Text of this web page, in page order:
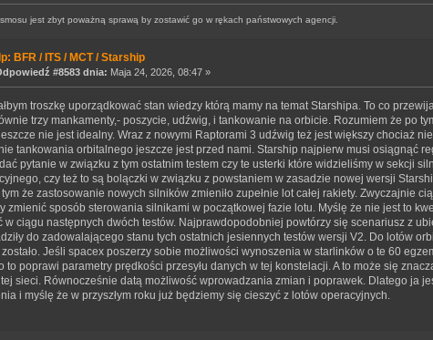
jest zbyt poważną sprawą by zostawić go w rękach państwowych agencji.
BFR / ITS / MCT / Starship
#8583 dnia: Maja 24, 2026, 08:47 »
troszkę uporządkować stan wiedzy którą mamy na temat Starshipa. To co
trzy mankamenty,- poszycie, udźwig, i tankowanie na orbicie. Rozumiem że po
nie jest idealny. Wraz z nowymi Raptorami 3 udźwig też jest większy chociaż
tankowania orbitalnego jeszcze jest przed nami. Starship najpierw musi osiągnąć
pytanie w związku z tym ostatnim testem czy te usterki które widzieliśmy w sekcji
czy też to są bolączki w związku z powstaniem w zasadzie nowej wersji
że zastosowanie nowych silników zmieniło zupełnie lot całej rakiety. Zwyczajnie
zmienić sposób sterowania silnikami w początkowej fazie lotu. Myślę że nie jest to
w ciągu następnych dwóch testów. Najprawdopodobniej powtórzy się scenariusz z
do zadowalającego stanu tych ostatnich jesiennych testów wersji V2. Do lotów
Jeśli spacex poszerzy sobie możliwości wynoszenia w starlinków o te 60
to poprawi parametry prędkości przesyłu danych w tej konstelacji. A to może się
sieci. Równocześnie datą możliwość wprowadzania zmian i poprawek. Dlatego ja
i myślę że w przyszłym roku już będziemy się cieszyć z lotów operacyjnych.